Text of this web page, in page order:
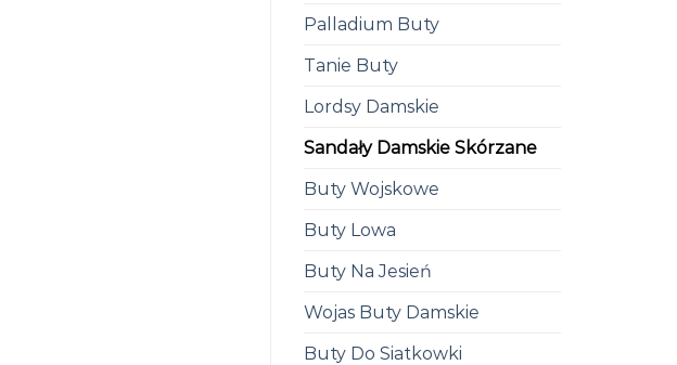
Palladium Buty
Tanie Buty
Lordsy Damskie
Sandały Damskie Skórzane
Buty Wojskowe
Buty Lowa
Buty Na Jesień
Wojas Buty Damskie
Buty Do Siatkowki